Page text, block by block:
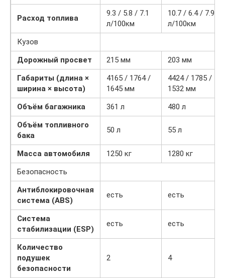
Расход топлива
9.3 / 5.8 / 7.1
л/100км
10.7 / 6.4 / 7.9
л/100км
Кузов
Дорожный просвет
215 мм
203 мм
Габариты (длина ×
ширина × высота)
4165 / 1764 /
1645 мм
4424 / 1785 /
1532 мм
Объём багажника
361 л
480 л
Объём топливного
бака
50 л 55 л
Масса автомобиля 1250 кг
1280 кг
Безопасность
Антиблокировочная
система (ABS)
есть есть
Система
стабилизации (ESP)
есть есть
Количество
подушек
безопасности
2 4